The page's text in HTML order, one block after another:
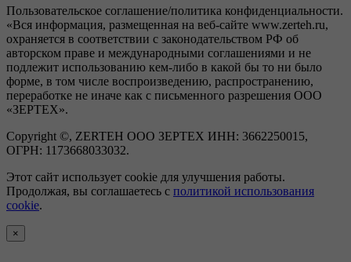
Пользовательское соглашение/политика конфиденциальности.
«Вся информация, размещенная на веб-сайте www.zerteh.ru,
охраняется в соответствии с законодательством РФ об
авторском праве и международными соглашениями и не
подлежит использованию кем-либо в какой бы то ни было
форме, в том числе воспроизведению, распространению,
переработке не иначе как с письменного разрешения ООО
«ЗЕРТЕХ».
Copyright ©, ZERTEH ООО ЗЕРТЕХ ИНН: 3662250015,
ОГРН: 1173668033032.
Этот сайт использует cookie для улучшения работы.
Продолжая, вы соглашаетесь с политикой использования
cookie.
×